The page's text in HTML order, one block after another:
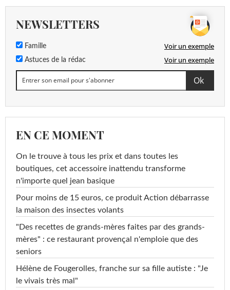
NEWSLETTERS
Famille Voir un exemple
Astuces de la rédac Voir un exemple
EN CE MOMENT
On le trouve à tous les prix et dans toutes les
boutiques, cet accessoire inattendu transforme
n'importe quel jean basique
Pour moins de 15 euros, ce produit Action débarrasse
la maison des insectes volants
"Des recettes de grands-mères faites par des grands-
mères" : ce restaurant provençal n'emploie que des
seniors
Hélène de Fougerolles, franche sur sa fille autiste : "Je
le vivais très mal"